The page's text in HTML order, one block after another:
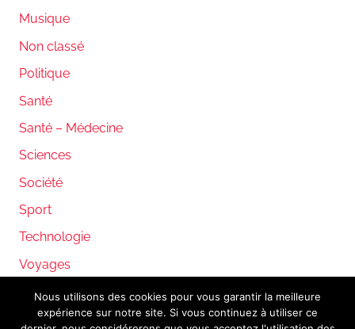
Musique
Non classé
Politique
Santé
Santé – Médecine
Sciences
Société
Sport
Technologie
Voyages
Nous utilisons des cookies pour vous garantir la meilleure
expérience sur notre site. Si vous continuez à utiliser ce